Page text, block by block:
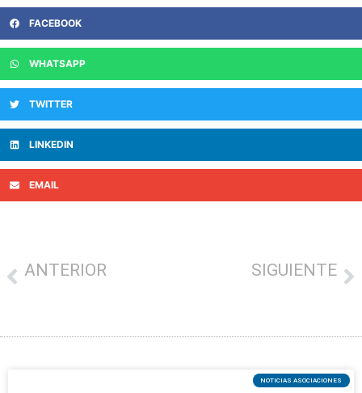
FACEBOOK
WHATSAPP
TWITTER
LINKEDIN
EMAIL
ANTERIOR SIGUIENTE
NOTICIAS ASOCIACIONES